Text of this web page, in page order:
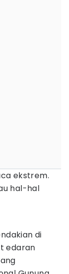
ekstrem.
hal-hal
di
edaran